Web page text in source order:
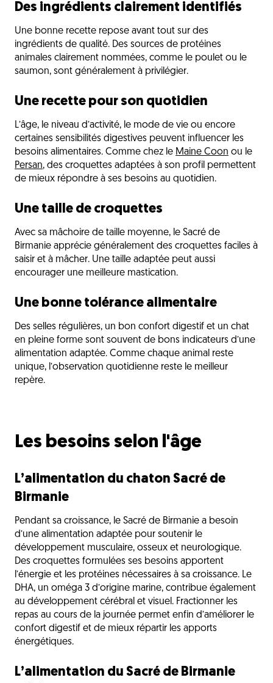
Des ingrédients clairement identifiés
Une bonne recette repose avant tout sur des
ingrédients de qualité. Des sources de protéines
animales clairement nommées, comme le poulet ou le
saumon, sont généralement à privilégier.
Une recette pour son quotidien
L’âge, le niveau d’activité, le mode de vie ou encore
certaines sensibilités digestives peuvent influencer les
besoins alimentaires. Comme chez le Maine Coon ou le
Persan, des croquettes adaptées à son profil permettent
de mieux répondre à ses besoins au quotidien.
Une taille de croquettes
Avec sa mâchoire de taille moyenne, le Sacré de
Birmanie apprécie généralement des croquettes faciles à
saisir et à mâcher. Une taille adaptée peut aussi
encourager une meilleure mastication.
Une bonne tolérance alimentaire
Des selles régulières, un bon confort digestif et un chat
en pleine forme sont souvent de bons indicateurs d’une
alimentation adaptée. Comme chaque animal reste
unique, l’observation quotidienne reste le meilleur
repère.
Les besoins selon l'âge
L’alimentation du chaton Sacré de
Birmanie
Pendant sa croissance, le Sacré de Birmanie a besoin
d’une alimentation adaptée pour soutenir le
développement musculaire, osseux et neurologique.
Des croquettes formulées ses besoins apportent
l’énergie et les protéines nécessaires à sa croissance. Le
DHA, un oméga 3 d’origine marine, contribue également
au développement cérébral et visuel. Fractionner les
repas au cours de la journée permet enfin d’améliorer le
confort digestif et de mieux répartir les apports
énergétiques.
L’alimentation du Sacré de Birmanie